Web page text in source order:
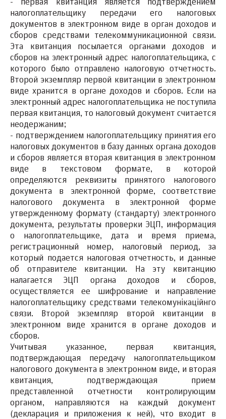
- первая квитанция является подтверждением
налогоплательщику передачи его налоговых
документов в электронном виде в орган доходов и
сборов средствами телекоммуникационной связи.
Эта квитанция посылается органами доходов и
сборов на электронный адрес налогоплательщика, с
которого было отправлено налоговую отчетность.
Второй экземпляр первой квитанции в электронном
виде хранится в органе доходов и сборов. Если на
электронный адрес налогоплательщика не поступила
первая квитанция, то налоговый документ считается
неодержаним;
- подтверждением налогоплательщику принятия его
налоговых документов в базу данных органа доходов
и сборов является вторая квитанция в электронном
виде в текстовом формате, в которой
определяются реквизиты принятого налогового
документа в электронной форме, соответствие
налогового документа в электронной форме
утвержденному формату (стандарту) электронного
документа, результаты проверки ЭЦП, информация
о налогоплательщике, дата и время приема,
регистрационный номер, налоговый период, за
который подается налоговая отчетность, и данные
об отправителе квитанции. На эту квитанцию
налагается ЭЦП органа доходов и сборов,
осуществляется ее шифрование и направление
налогоплательщику средствами телекомунікаційнго
связи. Второй экземпляр второй квитанции в
электронном виде хранится в органе доходов и
сборов.
Учитывая указанное, первая квитанция,
подтверждающая передачу налогоплательщиком
налогового документа в электронном виде, и вторая
квитанция, подтверждающая прием
представленной отчетности контролирующим
органом, направляются на каждый документ
(декларация и приложения к ней), что входит в